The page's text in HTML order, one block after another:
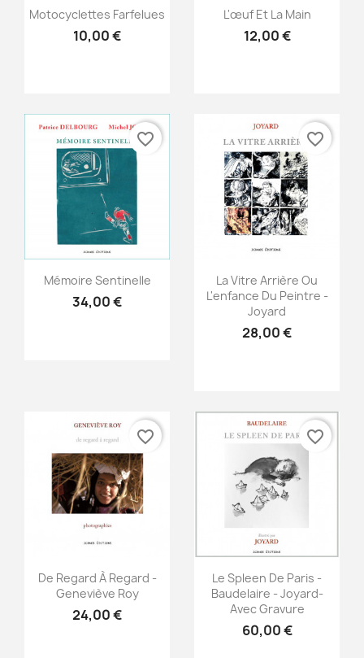
Aperçu rapide
Motocyclettes Farfelues
10,00 €
Aperçu rapide
L'œuf Et La Main
12,00 €
Aperçu rapide
Mémoire Sentinelle
34,00 €
favorite_border
Aperçu rapide
La Vitre Arrière Ou
L'enfance Du Peintre -
Joyard
28,00 €
favorite_border
Aperçu rapide
De Regard À Regard -
Geneviève Roy
24,00 €
favorite_border
Aperçu rapide
Le Spleen De Paris -
Baudelaire - Joyard-
Avec Gravure
60,00 €
favorite_border